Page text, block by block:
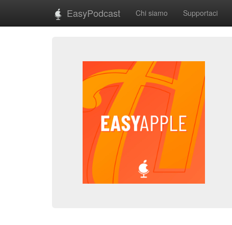
EasyPodcast Chi siamo Supportaci